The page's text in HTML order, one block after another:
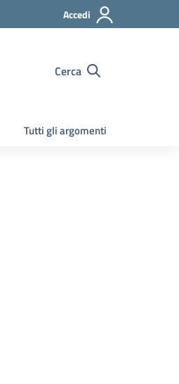
Accedi
Cerca
Tutti gli argomenti